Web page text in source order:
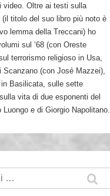
video. Oltre ai testi sulla
(il titolo del suo libro più noto è
lemma della Treccani) ho
sul ‘68 (con Oreste
terrorismo religioso in Usa,
Scanzano (con José Mazzei),
Basilicata, sulle sette
vita di due esponenti del
Luongo e di Giorgio Napolitano.